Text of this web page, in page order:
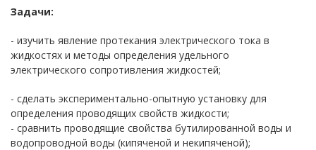
Задачи:
- изучить явление протекания электрического тока в
жидкостях и методы определения удельного
электрического сопротивления жидкостей;
- сделать экспериментально-опытную установку для
определения проводящих свойств жидкости;
- сравнить проводящие свойства бутилированной воды и
водопроводной воды (кипяченой и некипяченой);